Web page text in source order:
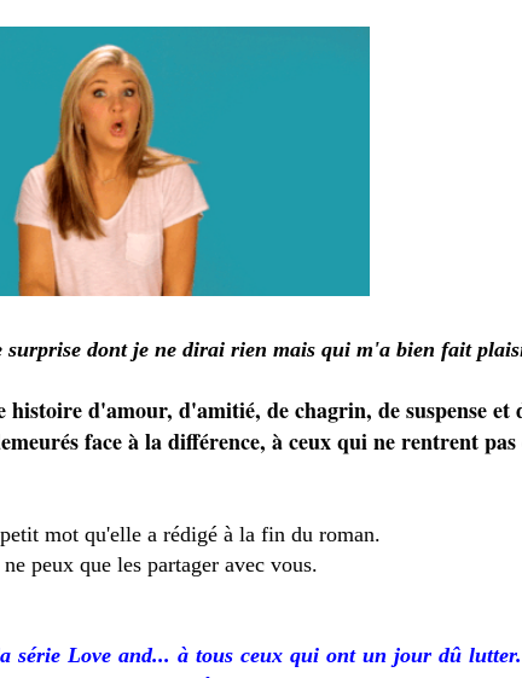
surprise dont je ne dirai rien mais qui m'a bien fait
d'amour, d'amitié, de chagrin, de suspense et
face à la différence, à ceux qui ne rentrent
mot qu'elle a rédigé à la fin du roman.
peux que les partager avec vous.
série Love and... à tous ceux qui ont un jour dû